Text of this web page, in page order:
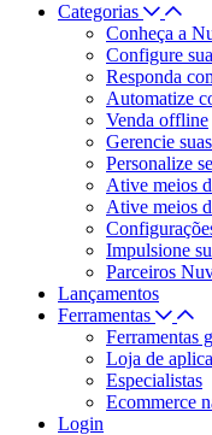
Categorias
Conheça a
Configure
Responda
Automatize
Venda offline
Gerencie
Personalize
Ative meios
Ative meios
Impulsione
Parceiros
Lançamentos
Ferramentas
Ferramentas
Loja de
Especialistas
Ecommerce
Login